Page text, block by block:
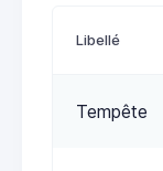
Libellé
Tempête